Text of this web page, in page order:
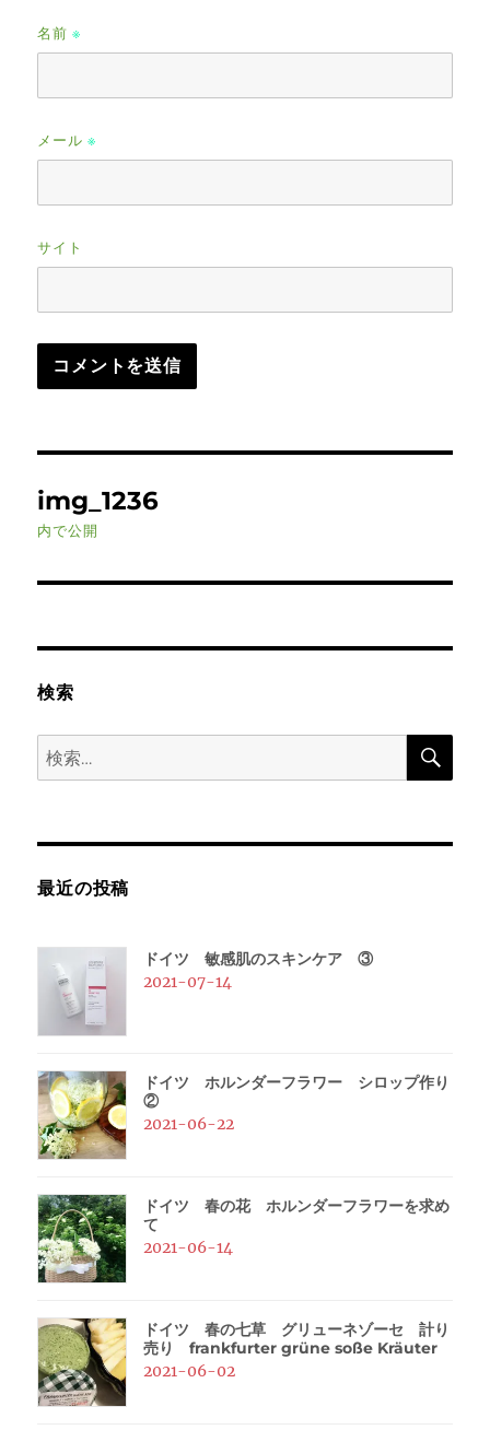
名前※
メール※
サイト
稿
ゲ
ー
シ
ン
img_1236
内で公開
検索
検
索:
検
最近の投稿
ドイツ 敏感肌のスキンケア ③
2021-07-14
ドイツ ホルンダーフラワー シロップ作り
②
2021-06-22
ドイツ 春の花 ホルンダーフラワーを求め
て
2021-06-14
ドイツ 春の七草 グリューネゾーセ 計り
売り frankfurter grüne soße Kräuter
2021-06-02